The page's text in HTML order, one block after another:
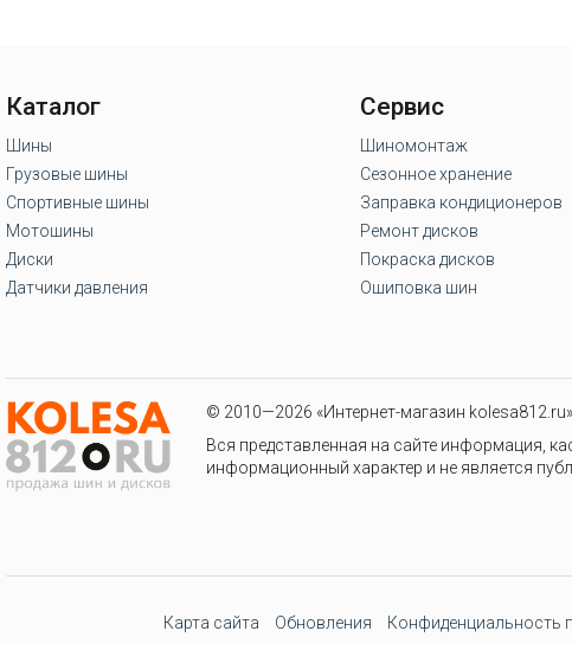
Каталог
Шины
Грузовые шины
Спортивные шины
Мотошины
Диски
Датчики давления
Сервис
Шиномонтаж
Сезонное хранение
Заправка кондиционеров
Ремонт дисков
Покраска дисков
Ошиповка шин
© 2010—2026 «Интернет-магазин
Вся представленная на сайте информация,
информационный характер и не является
Карта сайта Обновления Конфиденциальность